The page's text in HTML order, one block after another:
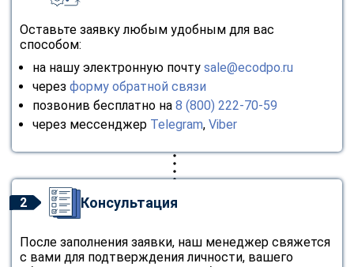
Оставьте заявку любым удобным для вас
способом:
на нашу электронную почту sale@ecodpo.ru
через форму обратной связи
позвонив бесплатно на 8 (800) 222-70-59
через мессенджер Telegram, Viber
2 Консультация
После заполнения заявки, наш менеджер свяжется
с вами для подтверждения личности, вашего